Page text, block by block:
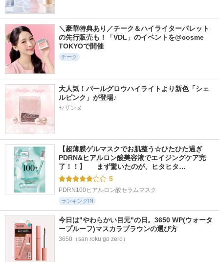
6.0
デュー ドロップ テ
ィント
Coralhaze
5.1
5024件
密着アイライナー
極細クリームペンシ
5.2
1716件
＼豪華特典あり／チーク＆ハイライターパレット
の先行販売も！「VDL」のイベントを@cosme
TOKYOで開催
チーク
大人気！パールグロウハイライトより新色「シェ
ルピンク」が登場♪
セザンヌ
【超薄膜ゲルマスクでお肌整う☆ひたひた過ぎ
PDRN&ヒアルロン酸美容液でエイジングケア完
了！！】  　まず驚いたのが、ヒタヒタ…
5
PDRN100ヒアルロン酸セラムマスク
ランキングIN
今日は"やわらかい目元"の日。3650 WP(ウォータ
ープルーフ)マスカラブラウンの選び方
3650（san roku go zero）